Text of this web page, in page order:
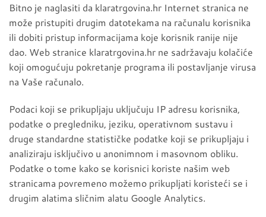
Bitno je naglasiti da klaratrgovina.hr Internet stranica ne
može pristupiti drugim datotekama na računalu korisnika
ili dobiti pristup informacijama koje korisnik ranije nije
dao. Web stranice klaratrgovina.hr ne sadržavaju kolačiće
koji omogućuju pokretanje programa ili postavljanje virusa
na Vaše računalo.
Podaci koji se prikupljaju uključuju IP adresu korisnika,
podatke o pregledniku, jeziku, operativnom sustavu i
druge standardne statističke podatke koji se prikupljaju i
analiziraju isključivo u anonimnom i masovnom obliku.
Podatke o tome kako se korisnici koriste našim web
stranicama povremeno možemo prikupljati koristeći se i
drugim alatima sličnim alatu Google Analytics.